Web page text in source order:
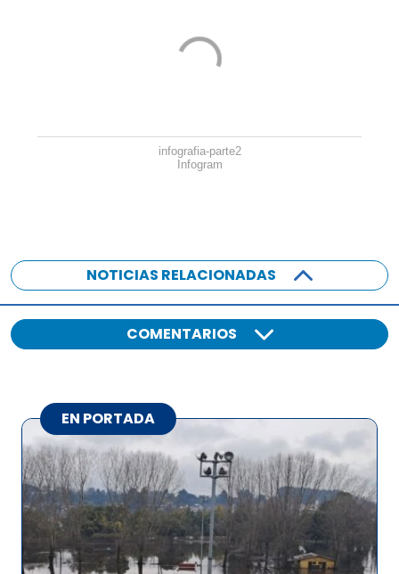
infografia-parte2
Infogram
NOTICIAS RELACIONADAS
COMENTARIOS
EN PORTADA